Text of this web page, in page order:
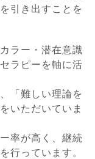
引き出すことを
ラー・潜在意識
ラピー を軸に活
「難しい理論を
いただいていま
率が高く、継続
行っています。